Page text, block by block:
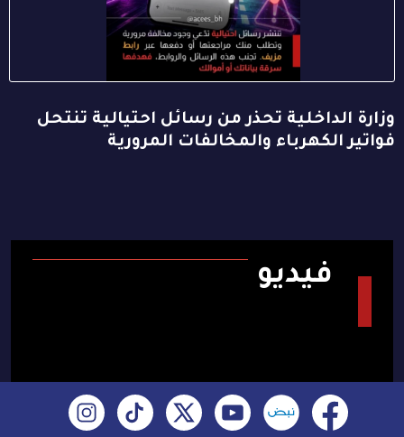
وزارة الداخلية تحذر من رسائل احتيالية تنتحل
فواتير الكهرباء والمخالفات المرورية
فيديو